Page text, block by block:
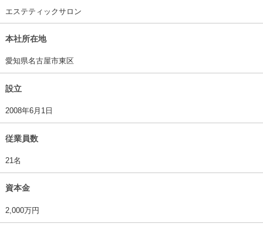
エステティックサロン
本社所在地
愛知県名古屋市東区
設立
2008年6月1日
従業員数
21名
資本金
2,000万円